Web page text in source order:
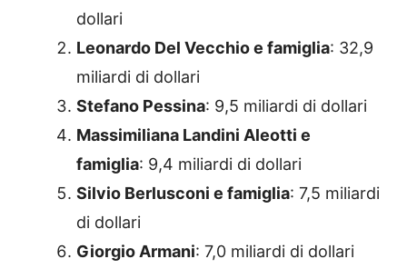
dollari
Leonardo Del Vecchio e famiglia: 32,9
miliardi di dollari
Stefano Pessina: 9,5 miliardi di dollari
Massimiliana Landini Aleotti e
famiglia: 9,4 miliardi di dollari
Silvio Berlusconi e famiglia: 7,5 miliardi
di dollari
Giorgio Armani: 7,0 miliardi di dollari